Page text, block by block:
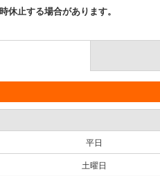
休止する場合があります。
平日
土曜日